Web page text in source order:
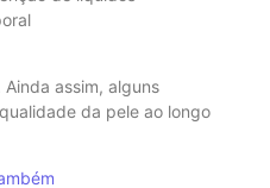
assim, alguns
da pele ao longo